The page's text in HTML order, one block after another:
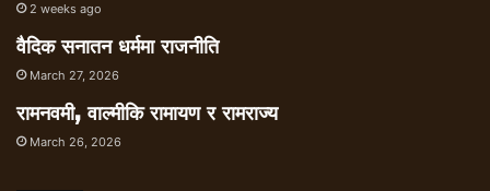
2 weeks ago
वैदिक सनातन धर्ममा राजनीति
March 27, 2026
रामनवमी, वाल्मीकि रामायण र रामराज्य
March 26, 2026